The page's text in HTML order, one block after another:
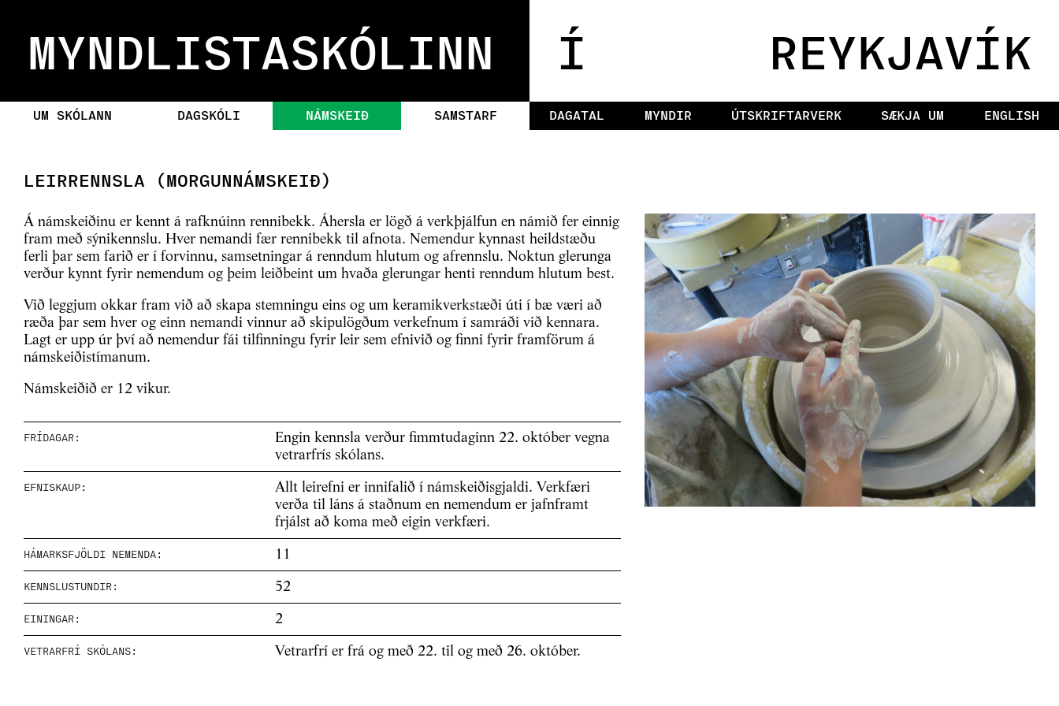
MYNDLISTASKÓLINN Í REYKJAVÍK
UM SKÓLANN DAGSKÓLI NÁMSKEIÐ SAMSTARF DAGATAL MYNDIR ÚTSKRIFTARVERK SÆKJA UM ENGLISH
LEIRRENNSLA (MORGUNNÁMSKEIÐ)
Á námskeiðinu er kennt á rafknúinn rennibekk. Áhersla er lögð á verkþjálfun en námið fer einnig
fram með sýnikennslu. Hver nemandi fær rennibekk til afnota. Nemendur kynnast heildstæðu
ferli þar sem farið er í forvinnu, samsetningar á renndum hlutum og afrennslu. Noktun glerunga
verður kynnt fyrir nemendum og þeim leiðbeint um hvaða glerungar henti renndum hlutum best.
Við leggjum okkar fram við að skapa stemningu eins og um keramikverkstæði úti í bæ væri að
ræða þar sem hver og einn nemandi vinnur að skipulögðum verkefnum í samráði við kennara.
Lagt er upp úr því að nemendur fái tilfinningu fyrir leir sem efnivið og finni fyrir framförum á
námskeiðistímanum.
Námskeiðið er 12 vikur.
FRÍDAGAR:
Engin kennsla verður fimmtudaginn 22. október vegna
vetrarfrís skólans.
EFNISKAUP:
Allt leirefni er innifalið í námskeiðisgjaldi. Verkfæri
verða til láns á staðnum en nemendum er jafnframt
frjálst að koma með eigin verkfæri.
HÁMARKSFJÖLDI NEMENDA: 11
KENNSLUSTUNDIR: 52
EININGAR: 2
VETRARFRÍ SKÓLANS: Vetrarfrí er frá og með 22. til og með 26. október.